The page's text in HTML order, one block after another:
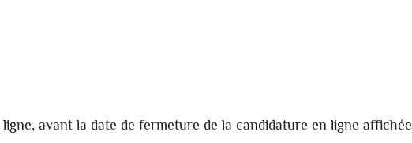
avant la date de fermeture de la candidature en ligne affichée